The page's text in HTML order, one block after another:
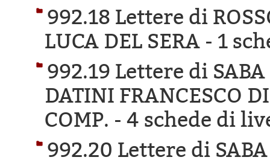
992.18 Lettere di
LUCA DEL SERA - 1
992.19 Lettere di
DATINI FRANCESCO
COMP. - 4 schede di
992.20 Lettere di